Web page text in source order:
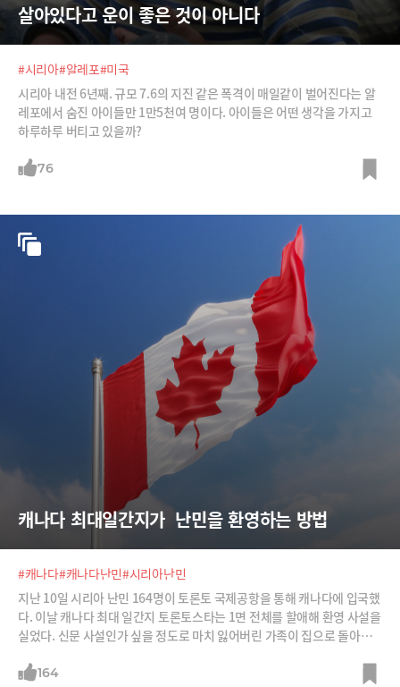
살아있다고 운이 좋은 것이 아니다
#시리아#알레포#미국
시리아 내전 6년째. 규모 7.6의 지진 같은 폭격이 매일같이 벌어진다는 알
레포에서 숨진 아이들만 1만5천여 명이다. 아이들은 어떤 생각을 가지고
하루하루 버티고 있을까?
76
캐나다 최대일간지가  난민을 환영하는 방법
#캐나다#캐나다난민#시리아난민
지난 10일 시리아 난민 164명이 토론토 국제공항을 통해 캐나다에 입국했
다. 이날 캐나다 최대 일간지 토론토스타는 1면 전체를 할애해 환영 사설을
실었다. 신문 사설인가 싶을 정도로 마치 잃어버린 가족이 집으로 돌아올
164